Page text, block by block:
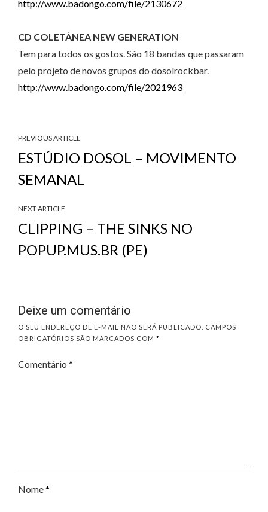
http://www.badongo.com/file/2130672
CD COLETÂNEA NEW GENERATION
Tem para todos os gostos. São 18 bandas que passaram
pelo projeto de novos grupos do dosolrockbar.
http://www.badongo.com/file/2021963
PREVIOUS ARTICLE
ESTÚDIO DOSOL – MOVIMENTO
SEMANAL
NEXT ARTICLE
CLIPPING – THE SINKS NO
POPUP.MUS.BR (PE)
Deixe um comentário
O SEU ENDEREÇO DE E-MAIL NÃO SERÁ PUBLICADO.
CAMPOS
OBRIGATÓRIOS SÃO MARCADOS COM *
Comentário *
Nome*